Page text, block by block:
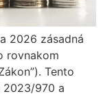
2026 zásadná
rovnakom
Tento
2023/970 a